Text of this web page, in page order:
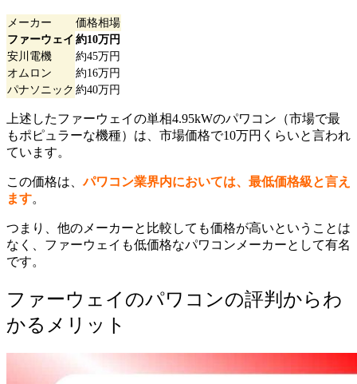
メーカー
価格相場
ファーウェイ 約10万円
安川電機
約45万円
オムロン
約16万円
パナソニック 約40万円
上述したファーウェイの単相4.95kWのパワコン（市場で最
もポピュラーな機種）は、市場価格で10万円くらいと言われ
ています。
この価格は、パワコン業界内においては、最低価格級と言え
ます。
つまり、他のメーカーと比較しても価格が高いということは
なく、ファーウェイも低価格なパワコンメーカーとして有名
です。
ファーウェイのパワコンの評判からわ
かるメリット